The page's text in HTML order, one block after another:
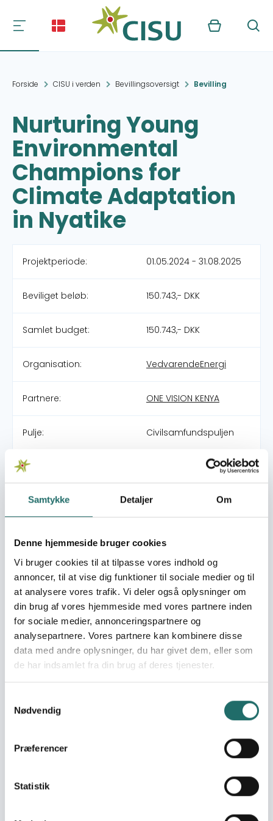
Samtykke Detaljer Om
Denne hjemmeside bruger cookies
Vi bruger cookies til at tilpasse vores indhold og
annoncer, til at vise dig funktioner til sociale medier og til
at analysere vores trafik. Vi deler også oplysninger om
din brug af vores hjemmeside med vores partnere inden
for sociale medier, annonceringspartnere og
analysepartnere. Vores partnere kan kombinere disse
data med andre oplysninger, du har givet dem, eller som
de har indsamlet fra din brug af deres tjenester.
Nødvendig
Præferencer
Statistik
Kurv Søg
Forside CISU i verden Bevillingsoversigt Bevilling
Nurturing Young
Environmental
Champions for
Climate Adaptation
in Nyatike
Projektperiode: 01.05.2024 - 31.08.2025
Beviliget beløb: 150.743,- DKK
Samlet budget: 150.743,- DKK
Organisation: VedvarendeEnergi
Partnere: ONE VISION KENYA
Pulje: Civilsamfundspuljen
Indsatsområde: Klimatilpasning (CCAM)
World goals:
Mål 4:
Kvalitetsuddannelse
Mål 16: Fred,
retfærdighed og
stærke institutioner
Mål 17: Partnerskaber for
handling
Indsatser foregår i: Kenya
Resume
Programme, will lead an intervention in Nyatike to
adaptation. As the Devolution and Climate Change
Adaptation Programme phases out of Migori, this
change adaptation through mobilizing and organising
students in environmental clubs across 5 schools.
Covering two outcomes, the intervention will empower